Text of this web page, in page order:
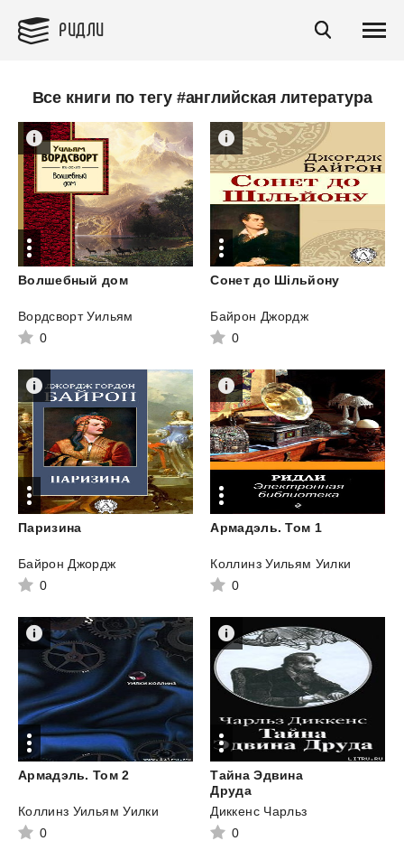
РИДЛИ
Все книги по тегу #английская литература
Волшебный дом
Вордсворт Уильям
0
Сонет до Шільйону
Байрон Джордж
0
Паризина
Байрон Джордж
0
Армадэль. Том 1
Коллинз Уильям Уилки
0
Армадэль. Том 2
Коллинз Уильям Уилки
0
Тайна Эдвина
Друда
Диккенс Чарльз
0